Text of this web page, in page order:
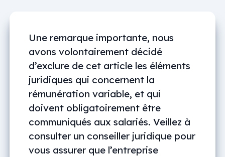
Une remarque importante, nous
avons volontairement décidé
d’exclure de cet article les éléments
juridiques qui concernent la
rémunération variable, et qui
doivent obligatoirement être
communiqués aux salariés. Veillez à
consulter un conseiller juridique pour
vous assurer que l’entreprise